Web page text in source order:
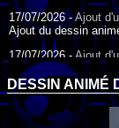
17/07/2026 -Ajout
Ajout du dessin
17/07/2026 - Ajout
Ajout du dessin
09/07/2026 -Ajout
Ajout du dessin
liste.
DESSIN ANIMÉ